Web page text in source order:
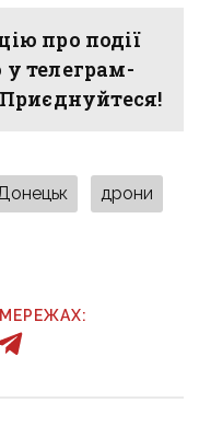
про події
телеграм-
дрони